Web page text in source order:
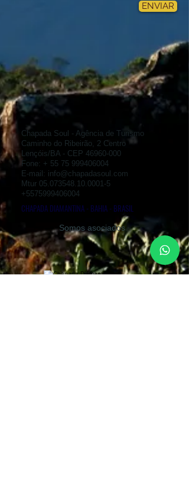
ENVIAR
Chapada Soul - Agência de Turismo
Caminho do Ribeirão, 2 Centro
Lençóis/BA - CEP 46960-000
Fone: + 55 75 999406004
E-mail: info@chapadasoul.com
Mtur 05.073548.10.0001-5
+5575999406004
CHAPADA DIAMANTINA - BAHIA - BRASIL
Somos asociados